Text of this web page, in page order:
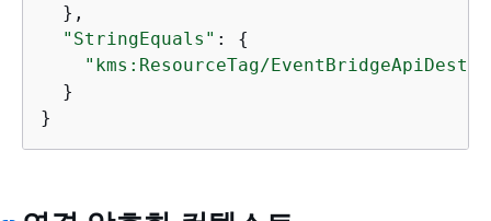
  },
"StringEquals" : {
"kms:ResourceTag/
  }
}